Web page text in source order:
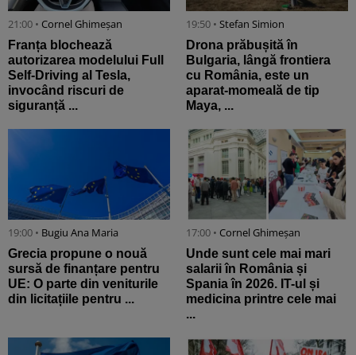
21:00 • Cornel Ghimeșan
Franța blochează
autorizarea modelului Full
Self-Driving al Tesla,
invocând riscuri de
siguranță ...
19:50 • Stefan Simion
Drona prăbușită în
Bulgaria, lângă frontiera
cu România, este un
aparat-momeală de tip
Maya, ...
19:00 • Bugiu ⁠Ana Maria
Grecia propune o nouă
sursă de finanțare pentru
UE: O parte din veniturile
din licitațiile pentru ...
17:00 • Cornel Ghimeșan
Unde sunt cele mai mari
salarii în România și
Spania în 2026. IT-ul și
medicina printre cele mai
...